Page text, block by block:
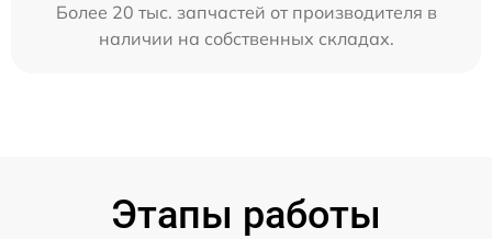
Более 20 тыс. запчастей от производителя в
наличии на собственных складах.
Этапы работы